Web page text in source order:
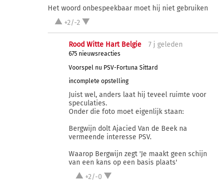
Het woord onbespeekbaar moet hij niet gebruiken
+2/-2
Rood Witte Hart Belgie 7 j geleden
675 nieuwsreacties
Voorspel nu PSV-Fortuna Sittard
incomplete opstelling
Juist wel, anders laat hij teveel ruimte voor
speculaties.
Onder die foto moet eigenlijk staan:
Bergwijn dolt Ajacied Van de Beek na
vermeende interesse PSV.
Waarop Bergwijn zegt 'Je maakt geen schijn
van een kans op een basis plaats'
+2/-0